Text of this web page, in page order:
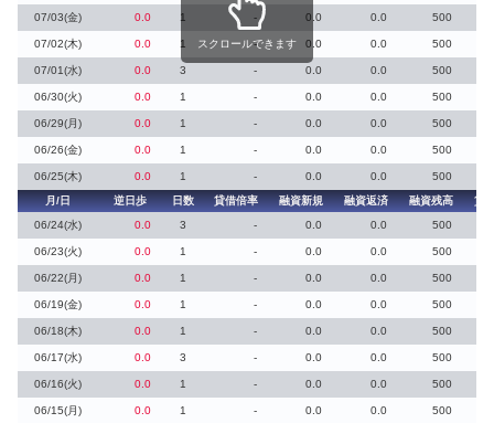
07/03(金) 0.0 1 - 0.0 0.0 500
07/02(木) 0.0 1 - 0.0 0.0 500
07/01(水) 0.0 3 - 0.0 0.0 500
06/30(火) 0.0 1 - 0.0 0.0 500
06/29(月) 0.0 1 - 0.0 0.0 500
06/26(金) 0.0 1 - 0.0 0.0 500
06/25(木) 0.0 1 - 0.0 0.0
500
月/日
逆日歩 日数 貸借倍率 融資新規 融資返済 融資残高
貸
06/24(水)
0.0 3 - 0.0 0.0 500
06/23(火) 0.0 1 - 0.0 0.0 500
06/22(月) 0.0 1 - 0.0 0.0 500
06/19(金) 0.0 1 - 0.0 0.0 500
06/18(木) 0.0 1 - 0.0 0.0 500
06/17(水) 0.0 3 - 0.0 0.0 500
06/16(火) 0.0 1 - 0.0 0.0 500
06/15(月) 0.0 1 - 0.0 0.0 500
スクロールできます